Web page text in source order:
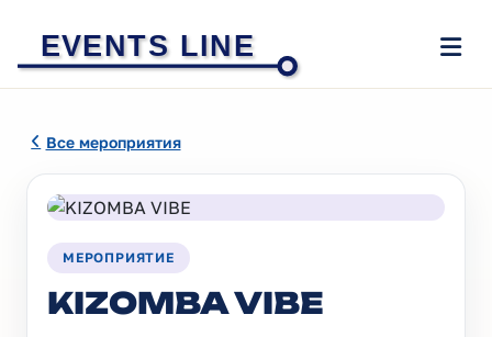
EVENTS LINE
Все мероприятия
МЕРОПРИЯТИЕ
KIZOMBA VIBE